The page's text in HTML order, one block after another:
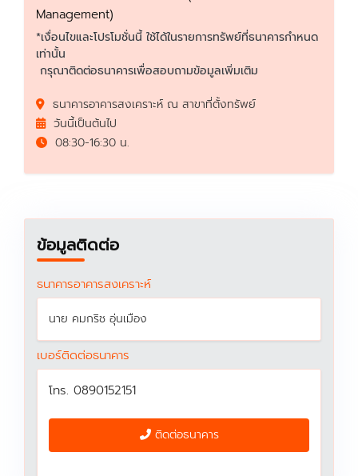
Management)
*เงื่อนไขและโปรโมชั่นนี้ ใช้ได้ในรายการทรัพย์ที่ธนาคารกำหนด
เท่านั้น
กรุณาติดต่อธนาคารเพื่อสอบถามข้อมูลเพิ่มเติม
ธนาคารอาคารสงเคราะห์ ณ สาขาที่ตั้งทรัพย์
วันนี้เป็นต้นไป
08:30-16:30 น.
ข้อมูลติดต่อ
ธนาคารอาคารสงเคราะห์
นาย คมกริช อุ่นเมือง
เบอร์ติดต่อธนาคาร
โทร. 0890152151
ติดต่อธนาคาร